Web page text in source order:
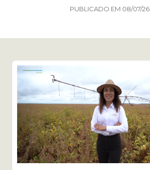
PUBLICADO EM 08/07/26